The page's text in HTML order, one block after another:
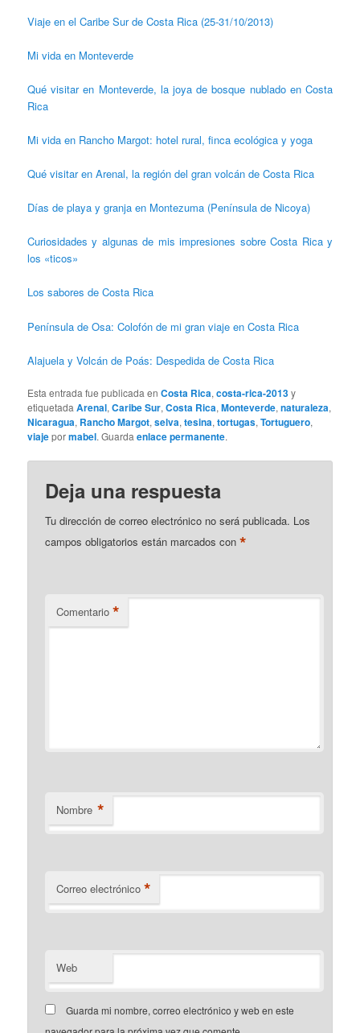
Viaje en el Caribe Sur de Costa Rica (25-31/10/2013)
Mi vida en Monteverde
Qué visitar en Monteverde, la joya de bosque nublado en Costa
Rica
Mi vida en Rancho Margot: hotel rural, finca ecológica y yoga
Qué visitar en Arenal, la región del gran volcán de Costa Rica
Días de playa y granja en Montezuma (Península de Nicoya)
Curiosidades y algunas de mis impresiones sobre Costa Rica y
los «ticos»
Los sabores de Costa Rica
Península de Osa: Colofón de mi gran viaje en Costa Rica
Alajuela y Volcán de Poás: Despedida de Costa Rica
Esta entrada fue publicada enCosta Rica,costa-rica-2013y
etiquetadaArenal,Caribe Sur,Costa Rica,Monteverde,naturaleza,
Nicaragua, Rancho Margot,selva,tesina,tortugas,Tortuguero,
viajepormabel. Guardaenlace permanente.
Deja una respuesta
Tu dirección de correo electrónico no será publicada. Los
campos obligatorios están marcados con*
Comentario *
Nombre *
Correo electrónico *
Web
Guarda mi nombre, correo electrónico y web en este